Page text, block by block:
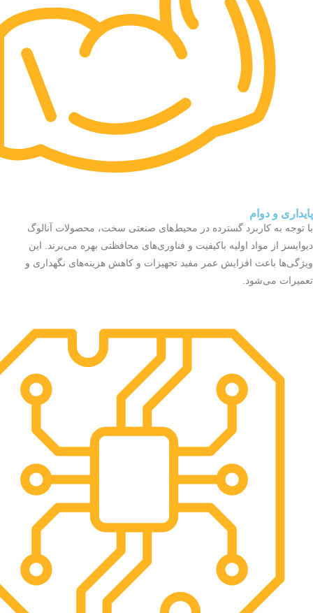
پایداری و دوام
با توجه به کاربرد گسترده در محیط‌های صنعتی سخت، محصولات آنالوگ
دیوایسز از مواد اولیه باکیفیت و فناوری‌های محافظتی بهره می‌برند. این
ویژگی‌ها باعث افزایش عمر مفید تجهیزات و کاهش هزینه‌های نگهداری و
تعمیرات می‌شود.